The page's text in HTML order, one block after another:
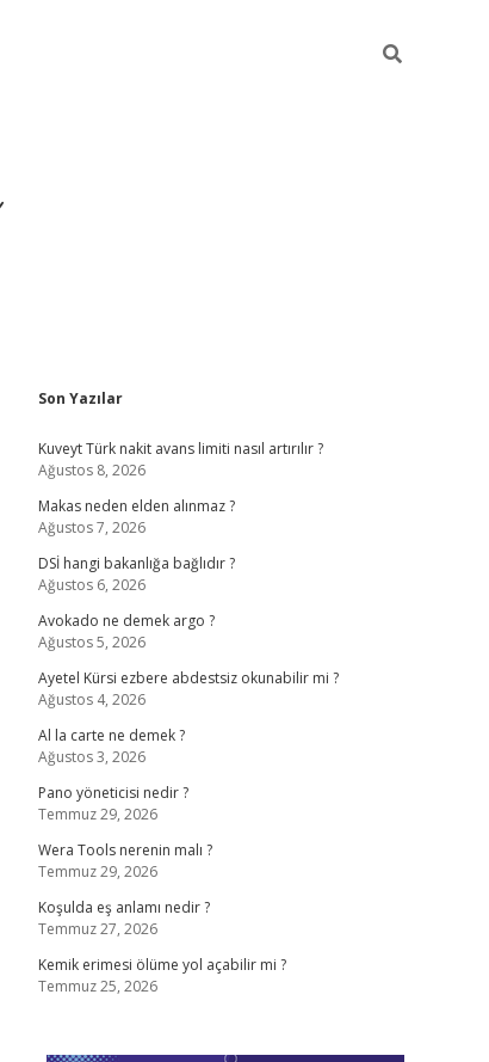
Sidebar
Son Yazılar
Kuveyt Türk nakit avans limiti nasıl artırılır ?
Ağustos 8, 2026
Makas neden elden alınmaz ?
Ağustos 7, 2026
DSİ hangi bakanlığa bağlıdır ?
Ağustos 6, 2026
Avokado ne demek argo ?
Ağustos 5, 2026
Ayetel Kürsi ezbere abdestsiz okunabilir mi ?
Ağustos 4, 2026
Al la carte ne demek ?
Ağustos 3, 2026
Pano yöneticisi nedir ?
Temmuz 29, 2026
Wera Tools nerenin malı ?
Temmuz 29, 2026
Koşulda eş anlamı nedir ?
Temmuz 27, 2026
Kemik erimesi ölüme yol açabilir mi ?
Temmuz 25, 2026